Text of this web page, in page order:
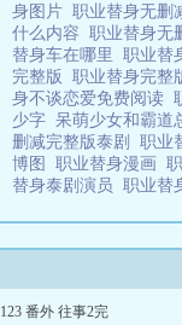
身图片 职业替身无删
什么内容 职业替身无
替身车在哪里 职业替
完整版 职业替身完整
身不谈恋爱免费阅读
少字 呆萌少女和霸道
删减完整版泰剧 职业
博图 职业替身漫画
替身泰剧演员 职业替
123 番外 往事2完